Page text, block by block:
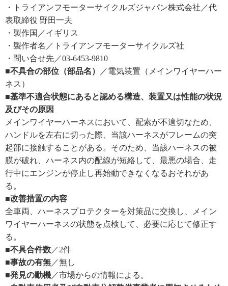
・トライアンフモーターサイクルズジャパン株式会社／代
表取締役 野田一夫
・製作国／イギリス
・製作者名／トライアンフモーターサイクルズ社
・問い合せ先／03-6453-9810
■不具合の部位（部品名）
／電気装置（メインワイヤーハー
ネス）
■基準不適合状態にあると認める構造、装置又は性能の状況
及びその原因
メインワイヤーハーネスにおいて、配索が不適切なため、
ハンドルを左右に切った際、当該ハーネスがフレームの突
起部に接触することがある。そのため、当該ハーネスの被
膜が破れ、ハーネス内の配線が短絡して、最悪の場合、走
行中にエンジンが停止し再始動できなくなるおそれがあ
る。
■改善措置の内容
全車両、ハーネスプロテクターを対策品に交換し、メイン
ワイヤーハーネスの状態を点検して、必要に応じて修正す
る。
■不具合件数／2件
■事故の有無／無し
■発見の動機／市場からの情報による。